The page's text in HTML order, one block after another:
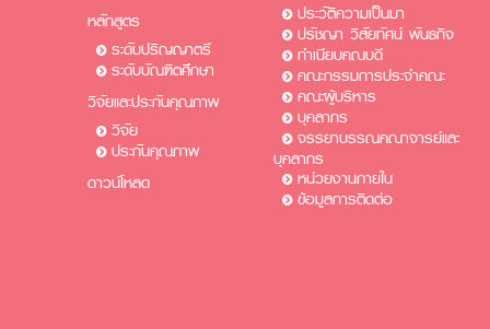
หลักสูตร
ระดับปริญญาตรี
ระดับบัณฑิตศึกษา
วิจัยและประกันคุณภาพ
วิจัย
ประกันคุณภาพ
ดาวน์โหลด
ประวัติความเป็นมา
ปรัชญา วิสัยทัศน์ พันธกิจ
ทำเนียบคณบดี
คณะกรรมการประจำคณะ
คณะผู้บริหาร
บุคลากร
จรรยาบรรณคณาจารย์และ
บุคลากร
หน่วยงานภายใน
ข้อมูลการติดต่อ